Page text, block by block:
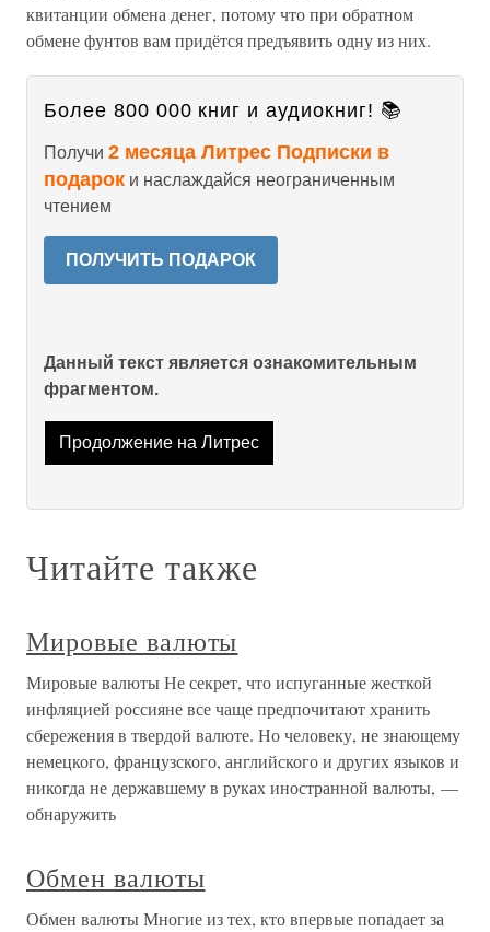
квитанции обмена денег, потому что при обратном
обмене фунтов вам придётся предъявить одну из них.
Более 800 000 книг и аудиокниг! 📚
Получи 2 месяца Литрес Подписки в
подарок и наслаждайся неограниченным
чтением
ПОЛУЧИТЬ ПОДАРОК
Данный текст является ознакомительным
фрагментом.
Продолжение на Литрес
Читайте также
Мировые валюты
Мировые валюты Не секрет, что испуганные жесткой
инфляцией россияне все чаще предпочитают хранить
сбережения в твердой валюте. Но человеку, не знающему
немецкого, французского, английского и других языков и
никогда не державшему в руках иностранной валюты, —
обнаружить
Обмен валюты
Обмен валюты Многие из тех, кто впервые попадает за